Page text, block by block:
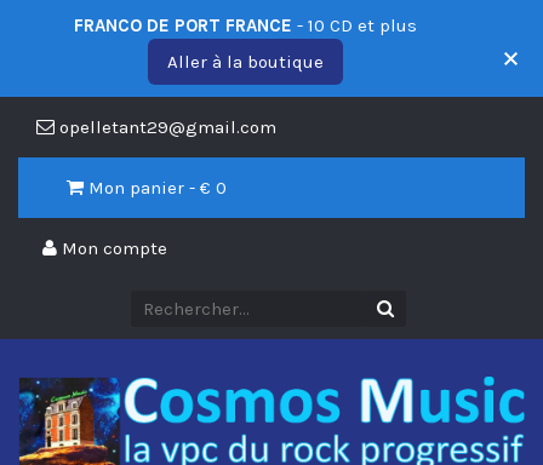
opelletant29@gmail.com
Mon panier - € 0
Mon compte
FRANCO DE PORT FRANCE - 10 CD et plus
Aller à la boutique